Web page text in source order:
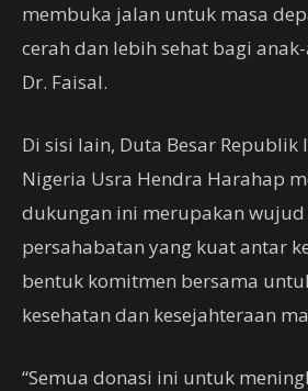
membuka jalan untuk masa
cerah dan lebih sehat bagi
Dr. Faisal.
Di sisi lain, Duta Besar
Nigeria Usra Hendra Harahap
dukungan ini merupakan
persahabatan yang kuat antar
bentuk komitmen bersama
kesehatan dan kesejahteraan
“Semua donasi ini untuk